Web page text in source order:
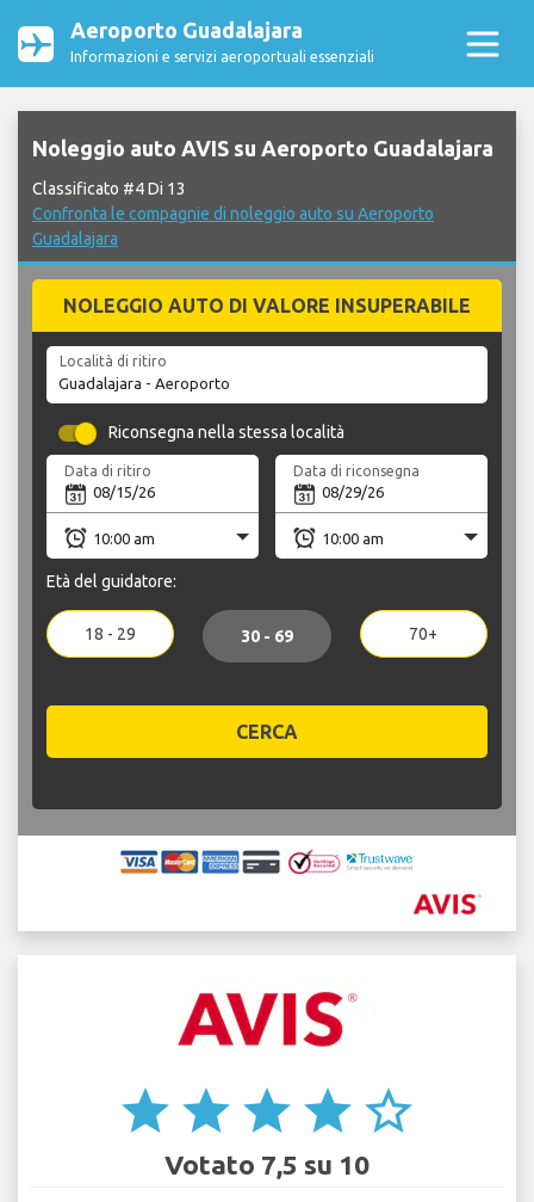
Aeroporto Guadalajara
Informazioni e servizi aeroportuali essenziali
Noleggio auto AVIS su Aeroporto Guadalajara
Classificato #4 Di 13
Confronta le compagnie di noleggio auto su Aeroporto
Guadalajara
NOLEGGIO AUTO DI VALORE INSUPERABILE
Località di ritiro
Riconsegna nella stessa località
Data di ritiro Data di riconsegna
Età del guidatore:
18 - 29 30 - 69 70+
CERCA
star star star star star_border
Votato 7,5 su 10